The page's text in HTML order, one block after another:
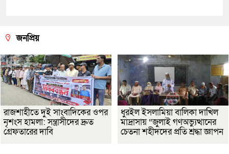
জনপ্রিয়
রাজশাহীতে দুই সাংবাদিকের ওপর
নৃশংস হামলা: সন্ত্রাসীদের দ্রুত
গ্রেফতারের দাবি
ধুরইল ইসলামিয়া বালিকা দাখিল
মাদ্রাসায় “জুলাই গণঅভ্যুত্থানের
চেতনা শহীদদের প্রতি শ্রদ্ধা জ্ঞাপন